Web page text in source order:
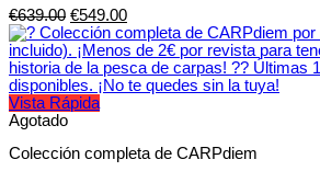
€639.00 €549.00
Vista Rápida
Agotado
Colección completa de CARPdiem